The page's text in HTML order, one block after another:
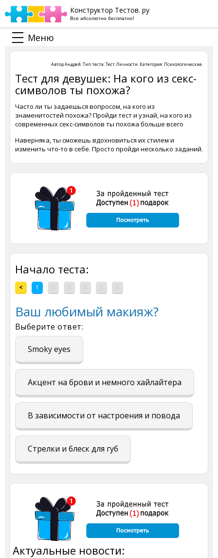
Конструктор Тестов. ру
Все абсолютно бесплатно!
Меню
АвторАндрей. Тип теста:Тест Личности. Категория: Психологические.
Тест для девушек: На кого из секс-
символов ты похожа?
Часто ли ты задаешься вопросом, на кого из
знаменитостей похожа? Пройди тест и узнай, на кого из
современных секс-символов ты похожа больше всего
Наверняка, ты сможешь вдохновиться их стилем и
изменить что-то в себе. Просто пройди несколько заданий.
Начало теста:
< 1
Ваш любимый макияж?
Выберите ответ:
Smoky eyes
Акцент на брови и немного хайлайтера
В зависимости от настроения и повода
Стрелки и блеск для губ
Актуальные новости: